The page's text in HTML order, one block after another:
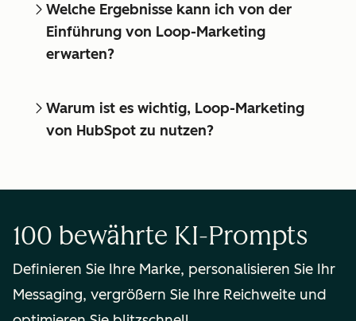
Welche Ergebnisse kann ich von der
Einführung von Loop-Marketing
erwarten?
Warum ist es wichtig, Loop-Marketing
von HubSpot zu nutzen?
100 bewährte KI-Prompts
Definieren Sie Ihre Marke, personalisieren Sie Ihr
Messaging, vergrößern Sie Ihre Reichweite und